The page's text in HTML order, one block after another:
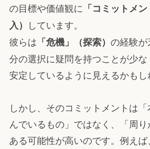
の目標や価値観に 「コミットメ
入） しています。
彼らは 「危機」（探索） の経験が
分の選択に疑問を持つことが少な
安定しているように見えるかもし
しかし、そのコミットメントは
んでいるもの」ではなく、「周
ある可能性が高いのです。例え